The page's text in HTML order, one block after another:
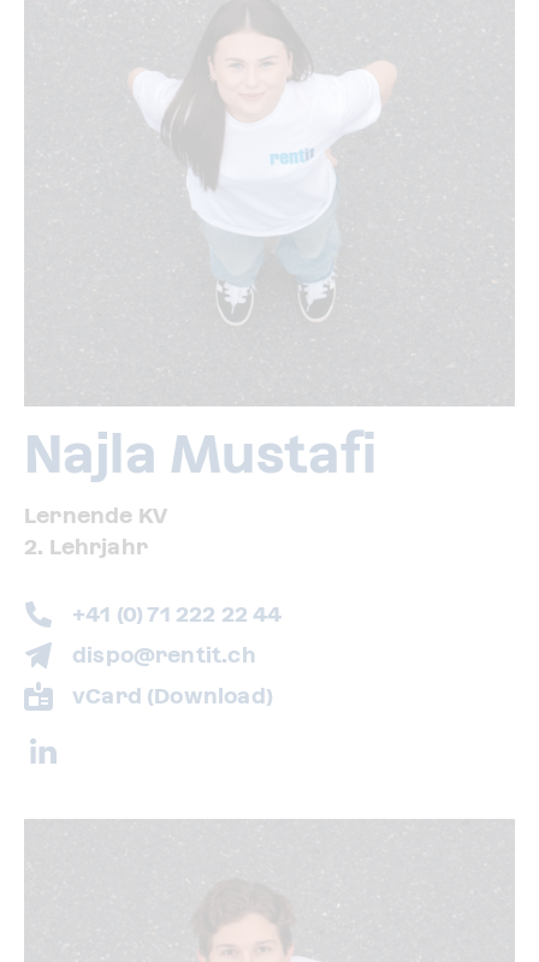
Najla Mustafi
Lernende KV
2. Lehrjahr
+41 (0) 71 222 22 44
dispo@rentit.ch
vCard (Download)